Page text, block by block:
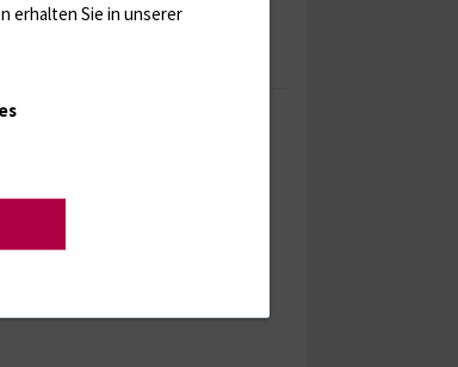
Radiotherapy
erhalten Sie in unserer